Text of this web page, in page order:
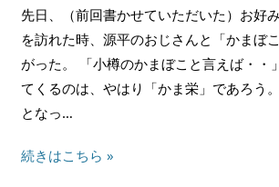
先日、（前回書かせていただいた）お好
を訪れた時、源平のおじさんと「かまぼ
がった。 「小樽のかまぼこと言えば・・
てくるのは、やはり「かま栄」であろう
となっ…
続きはこちら »